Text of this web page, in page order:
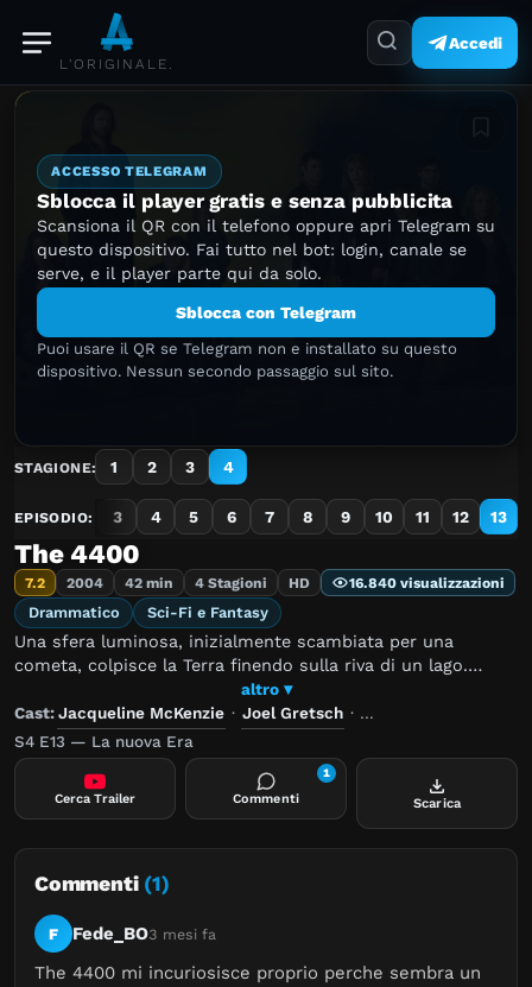
L'ORIGINALE.
Accedi
ACCESSO TELEGRAM
Sblocca il player gratis e senza pubblicita
Scansiona il QR con il telefono oppure apri Telegram su
questo dispositivo. Fai tutto nel bot: login, canale se
serve, e il player parte qui da solo.
Sblocca con Telegram
Puoi usare il QR se Telegram non e installato su questo
dispositivo. Nessun secondo passaggio sul sito.
STAGIONE: 1 2 3 4
EPISODIO:
1 2 3 4 5 6 7 8 9 10 11 12 13
The 4400
7.2 2004 42 min 4 Stagioni HD 16.840 visualizzazioni
Drammatico Sci-Fi e Fantasy
Una sfera luminosa, inizialmente scambiata per una
cometa, colpisce la Terra finendo sulla riva di un lago.
Svanita la sfera, 4400 individui scomparsi anni prima in
circostanze misteriose riappaiono senza mostrare il
minimo segno di invecchiamento. I "ritornati", inizialmente
considerati coloro che nell'ultimo secolo sono stati rapiti
dagli alieni, vengono prima messi in quarantena; poi, sotto
pressione della popolazione mondiale, giacché non
vengono trovate ragioni per il loro isolamento, vengono
4400 scoprono di avere poteri paranormali come la
altro ▾
Cast:Jacqueline McKenzie · Joel Gretsch · Patrick John Flueger
S4 E13 — La nuova Era
Cerca Trailer Commenti
1
Scarica
Commenti (1)
F Fede_BO3 mesi fa
The 4400 mi incuriosisce proprio perche sembra un